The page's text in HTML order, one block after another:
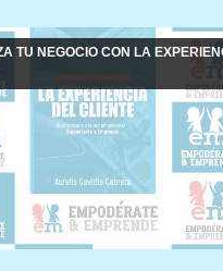
TU NEGOCIO CON LA